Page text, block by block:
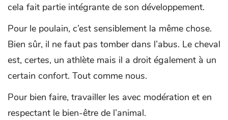
cela fait partie intégrante de son développement.
Pour le poulain, c’est sensiblement la même chose.
Bien sûr, il ne faut pas tomber dans l’abus. Le cheval
est, certes, un athlète mais il a droit également à un
certain confort. Tout comme nous.
Pour bien faire, travailler les avec modération et en
respectant le bien-être de l’animal.